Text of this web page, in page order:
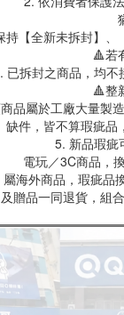
持【全新未拆封】、
🔺若
已拆封之商品，均不
🔺整
品屬於工廠大量製
缺件，皆不算瑕疵品
5. 新品瑕疵
電玩／3C商品，
海外商品，瑕疵品
品一同退貨，組